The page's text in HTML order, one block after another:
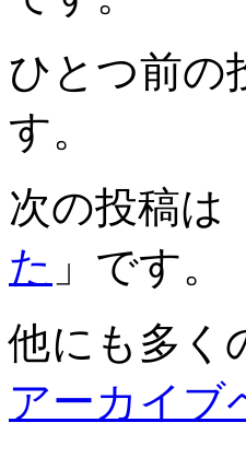
ひとつ前の
す。
次の投稿は
た 」です。
他にも多く
アーカイブ